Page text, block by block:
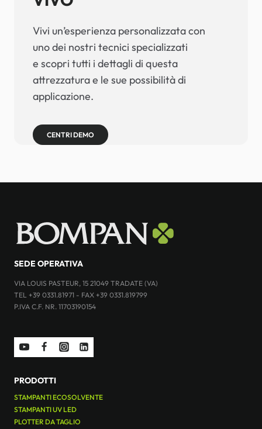
Vivi un’esperienza personalizzata con
uno dei nostri tecnici specializzati
e scopri tutti i dettagli di questa
attrezzatura e le sue possibilità di
applicazione.
CENTRI DEMO
SEDE OPERATIVA
VIA LOUIS PASTEUR, 15 21049 TRADATE (VA)
TEL +39 0331.81971 - FAX +39 0331.819799
P.IVA C.F. NR. 11703190154
PRODOTTI
STAMPANTI ECOSOLVENTE
STAMPANTI UV LED
PLOTTER DA TAGLIO